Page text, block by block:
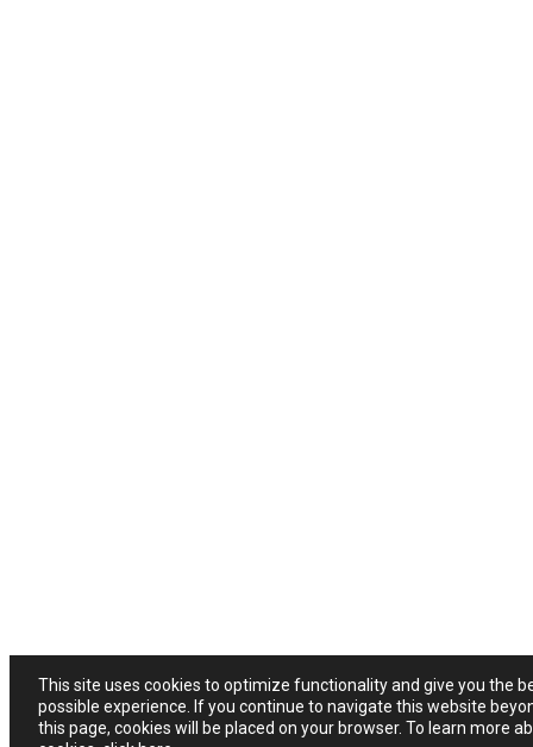
This site uses cookies to optimize functionality and give you the
possible experience. If you continue to navigate this website
this page, cookies will be placed on your browser. To learn more